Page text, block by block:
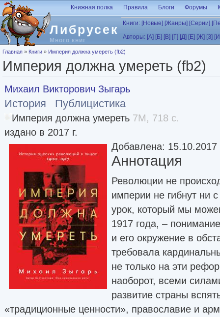
Перейти к основному содержанию
Либрусек
Много книг
Книжная полка Правила Блоги Форумы
Книги: [Новые] [Жанры] [Серии]
Авторы: [А] [Б] [В] [Г] [Д] [Е] [Ж] [З]
Вы здесь
Главная » Книги » Империя должна умереть (fb2)
Империя должна умереть (fb2)
Михаил Викторович Зыгарь
История Публицистика
Империя должна умереть 7M, 718 с.
издано в 2017 г.
Добавлена: 15.10.2017
Аннотация
Революции не
империи не гибнут ни
урок, который мы
1917 года, –
и его окружение в
требовала
не только на эти
наоборот, всеми
развитие страны
«традиционные ценности», православие и